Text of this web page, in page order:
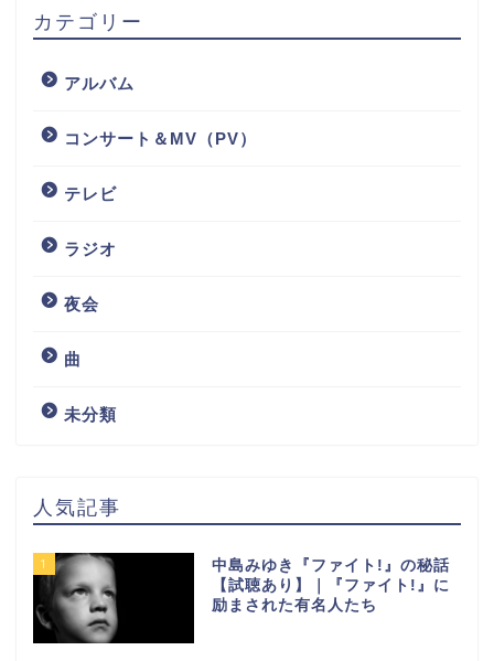
カテゴリー
アルバム
コンサート＆MV（PV）
テレビ
ラジオ
夜会
曲
未分類
人気記事
1
中島みゆき『ファイト!』の秘話
【試聴あり】｜『ファイト!』に
励まされた有名人たち